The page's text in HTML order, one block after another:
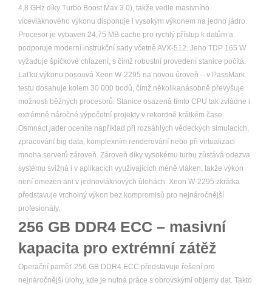
4,8 GHz díky Turbo Boost Max 3.0), takže vedle masivního
vícevláknového výkonu disponuje i vysokým výkonem na jedno jádro.
Procesor je vybaven 24,75 MB cache pro rychlý přístup k datům a
podporuje moderní instrukční sady včetně AVX-512. Jeho TDP 165 W
vyžaduje špičkové chlazení, s čímž robustní provedení stanice počítá.
Laťku výkonu posouvá Xeon W-2295 na novou úroveň – v PassMark
testu dosahuje kolem 30 000 bodů, čímž několikanásobně převyšuje
možnosti běžných procesorů. Stanice osazená tímto CPU tak zvládne i
extrémně náročné výpočetní projekty v rekordně krátkém čase.
Osmnáct jader oceníte například při rozsáhlých vědeckých simulacích,
zpracování big data, komplexním renderování nebo při virtualizaci
mnoha serverů zároveň. Zároveň díky vysokému turbu zůstává odezva
systému svižná i v aplikacích využívajících méně vláken, takže výkon
není omezen ani v jednovláknových úlohách. Xeon W-2295 zkrátka
představuje vrcholný výkon bez kompromisů pro nejnáročnější
profesionály.
256 GB DDR4 ECC – masivní
kapacita pro extrémní zátěž
Operační paměť 256 GB DDR4 ECC představuje řešení pro
nejnáročnější úlohy, kde je nutná práce s obrovskými objemy dat. Takto